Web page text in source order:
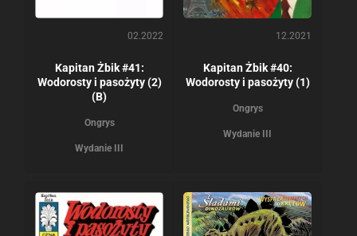
02.2022
Kapitan Żbik #41:
Wodorosty i pasożyty (2)
(B)
Ongrys
Wydanie III
12.2021
Kapitan Żbik #40:
Wodorosty i pasożyty (1)
Ongrys
Wydanie III